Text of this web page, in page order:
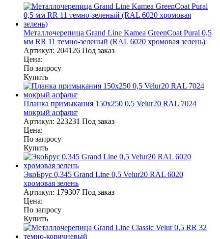
Металлочерепица Grand Line Kamea GreenCoat Pural 0,5
мм RR 11 темно-зеленый (RAL 6020 хромовая зелень)
Артикул: 204126 Под заказ
Цена:
По запросу
Купить
Планка примыкания 150х250 0,5 Velur20 RAL 7024
мокрый асфальт
Артикул: 223231 Под заказ
Цена:
По запросу
Купить
ЭкоБрус 0,345 Grand Line 0,5 Velur20 RAL 6020
хромовая зелень
Артикул: 179307 Под заказ
Цена:
По запросу
Купить